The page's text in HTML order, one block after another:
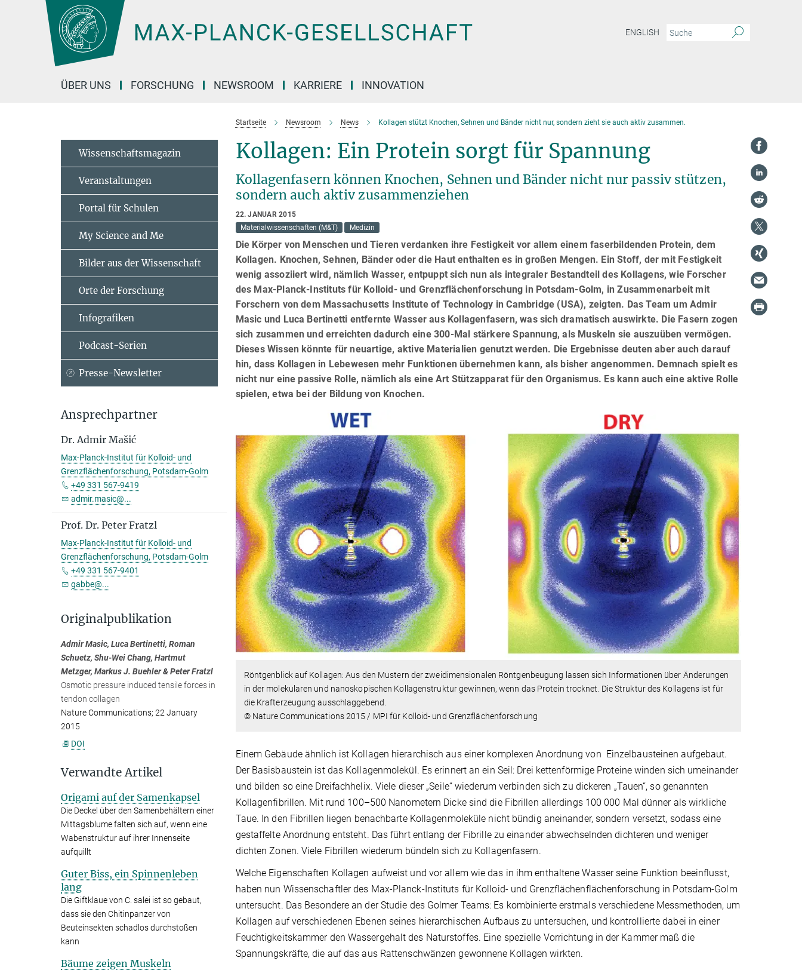
Hauptinhalt
ENGLISH
ÜBER UNS FORSCHUNG NEWSROOM KARRIERE INNOVATION
Startseite Newsroom News Kollagen stützt Knochen, Sehnen und Bänder nicht nur, sondern zieht sie auch aktiv zusammen.
Kollagen: Ein Protein sorgt für Spannung
Kollagenfasern können Knochen, Sehnen und Bänder nicht nur passiv stützen,
sondern auch aktiv zusammenziehen
22. JANUAR 2015
Materialwissenschaften (M&T)
Medizin
Die Körper von Menschen und Tieren verdanken ihre Festigkeit vor allem einem faserbildenden Protein, dem
Kollagen. Knochen, Sehnen, Bänder oder die Haut enthalten es in großen Mengen. Ein Stoff, der mit Festigkeit
wenig assoziiert wird, nämlich Wasser, entpuppt sich nun als integraler Bestandteil des Kollagens, wie Forscher
des Max-Planck-Instituts für Kolloid- und Grenzflächenforschung in Potsdam-Golm, in Zusammenarbeit mit
Forschern von dem Massachusetts Institute of Technology in Cambridge (USA), zeigten. Das Team um Admir
Masic und Luca Bertinetti entfernte Wasser aus Kollagenfasern, was sich dramatisch auswirkte. Die Fasern zogen
sich zusammen und erreichten dadurch eine 300-Mal stärkere Spannung, als Muskeln sie auszuüben vermögen.
Dieses Wissen könnte für neuartige, aktive Materialien genutzt werden. Die Ergebnisse deuten aber auch darauf
hin, dass Kollagen in Lebewesen mehr Funktionen übernehmen kann, als bisher angenommen. Demnach spielt es
nicht nur eine passive Rolle, nämlich als eine Art Stützapparat für den Organismus. Es kann auch eine aktive Rolle
spielen, etwa bei der Bildung von Knochen.
Röntgenblick auf Kollagen: Aus den Mustern der zweidimensionalen Röntgenbeugung lassen sich Informationen über Änderungen
in der molekularen und nanoskopischen Kollagenstruktur gewinnen, wenn das Protein trocknet. Die Struktur des Kollagens ist für
die Krafterzeugung ausschlaggebend.
© Nature Communications 2015 / MPI für Kolloid- und Grenzflächenforschung
Einem Gebäude ähnlich ist Kollagen hierarchisch aus einer komplexen Anordnung von Einzelbausteinen aufgebaut.
Der Basisbaustein ist das Kollagenmolekül. Es erinnert an ein Seil: Drei kettenförmige Proteine winden sich umeinander
und bilden so eine Dreifachhelix. Viele dieser „Seile“ wiederum verbinden sich zu dickeren „Tauen“, so genannten
Kollagenfibrillen. Mit rund 100–500 Nanometern Dicke sind die Fibrillen allerdings 100 000 Mal dünner als wirkliche
Taue. In den Fibrillen liegen benachbarte Kollagenmoleküle nicht bündig aneinander, sondern versetzt, sodass eine
gestaffelte Anordnung entsteht. Das führt entlang der Fibrille zu einander abwechselnden dichteren und weniger
dichten Zonen. Viele Fibrillen wiederum bündeln sich zu Kollagenfasern.
Welche Eigenschaften Kollagen aufweist und vor allem wie das in ihm enthaltene Wasser seine Funktion beeinflusst,
haben nun Wissenschaftler des Max-Planck-Instituts für Kolloid- und Grenzflächenflächenforschung in Potsdam-Golm
untersucht. Das Besondere an der Studie des Golmer Teams: Es kombinierte erstmals verschiedene Messmethoden, um
Kollagen auf verschiedenen Ebenen seines hierarchischen Aufbaus zu untersuchen, und kontrollierte dabei in einer
Feuchtigkeitskammer den Wassergehalt des Naturstoffes. Eine spezielle Vorrichtung in der Kammer maß die
Spannungskräfte, die auf das aus Rattenschwänzen gewonnene Kollagen wirkten.
Wissenschaftsmagazin
Veranstaltungen
Portal für Schulen
My Science and Me
Bilder aus der Wissenschaft
Orte der Forschung
Infografiken
Podcast-Serien
Presse-Newsletter
Ansprechpartner
Dr. Admir Mašić
Max-Planck-Institut für Kolloid- und
Grenzflächenforschung, Potsdam-Golm
+49 331 567-9419
admir.masic@...
Prof. Dr. Peter Fratzl
Max-Planck-Institut für Kolloid- und
Grenzflächenforschung, Potsdam-Golm
+49 331 567-9401
gabbe@...
Originalpublikation
Admir Masic, Luca Bertinetti, Roman
Schuetz, Shu-Wei Chang, Hartmut
Metzger, Markus J. Buehler & Peter Fratzl
Osmotic pressure induced tensile forces in
tendon collagen
Nature Communications; 22 January
2015
DOI
Verwandte Artikel
Origami auf der Samenkapsel
Die Deckel über den Samenbehältern einer
Mittagsblume falten sich auf, wenn eine
Wabenstruktur auf ihrer Innenseite
aufquillt
Guter Biss, ein Spinnenleben
lang
Die Giftklaue von C. salei ist so gebaut,
dass sie den Chitinpanzer von
Beuteinsekten schadlos durchstoßen
kann
Bäume zeigen Muskeln